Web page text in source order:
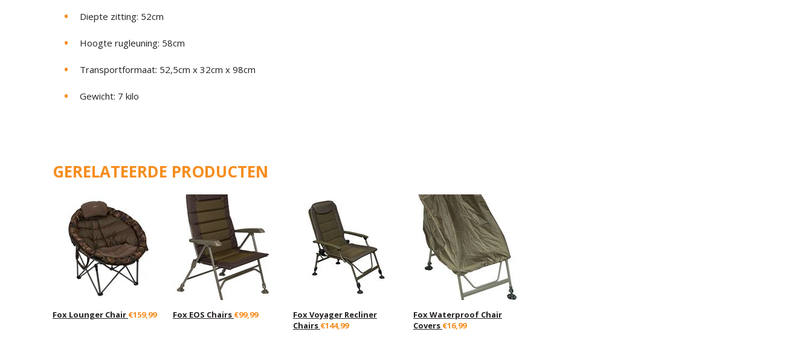
Diepte zitting: 52cm
Hoogte rugleuning: 58cm
Transportformaat: 52,5cm x 32cm x 98cm
Gewicht: 7 kilo
GERELATEERDE PRODUCTEN
Fox Lounger Chair €159,99 Fox EOS Chairs €99,99
Fox Voyager Recliner
Chairs €144,99
Fox Waterproof Chair
Covers €16,99